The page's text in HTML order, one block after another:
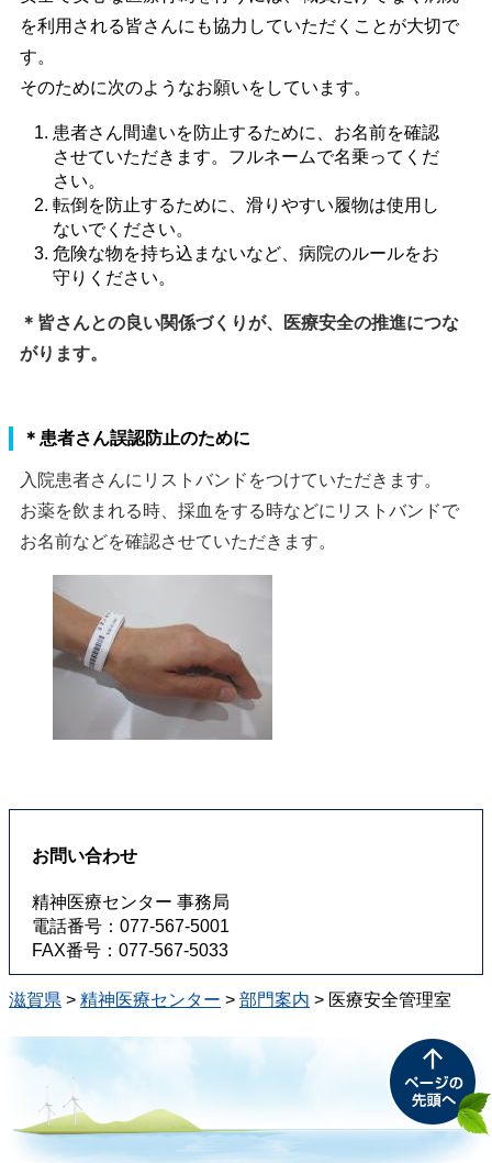
を利用される皆さんにも協力していただくことが大切で
す。
そのために次のようなお願いをしています。
患者さん間違いを防止するために、お名前を確認
させていただきます。フルネームで名乗ってくだ
転倒を防止するために、滑りやすい履物は使用し
ないでください。
危険な物を持ち込まないなど、病院のルールをお
守りください。
＊皆さんとの良い関係づくりが、医療安全の推進につな
がります。
＊患者さん誤認防止のために
入院患者さんにリストバンドをつけていただきます。
お薬を飲まれる時、採血をする時などにリストバンドで
お名前などを確認させていただきます。
お問い合わせ
精神医療センター 事務局
電話番号：077-567-5001
FAX番号：077-567-5033
滋賀県 > 精神医療センター > 部門案内 > 医療安全管理室